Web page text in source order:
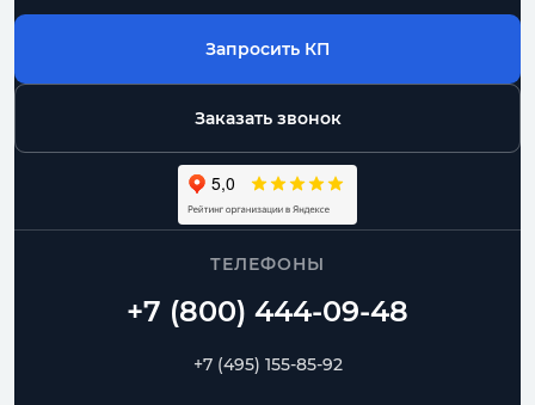
Запросить КП
Заказать звонок
ТЕЛЕФОНЫ
+7 (495) 155-85-92